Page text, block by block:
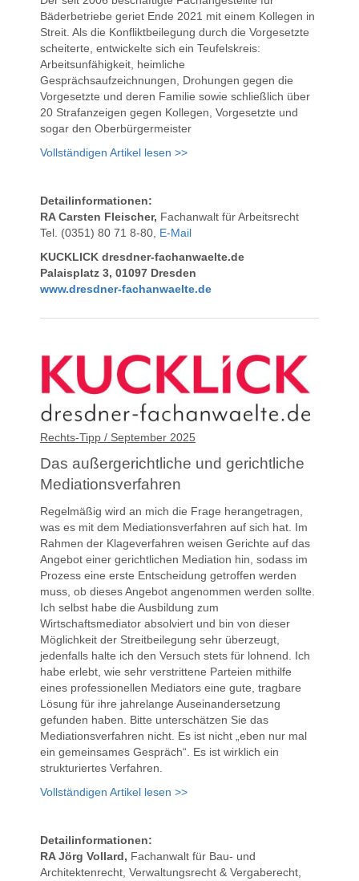
Bäderbetriebe geriet Ende 2021 mit einem Kollegen in
Streit. Als die Konfliktbeilegung durch die Vorgesetzte
scheiterte, entwickelte sich ein Teufelskreis:
Arbeitsunfähigkeit, heimliche
Gesprächsaufzeichnungen, Drohungen gegen die
Vorgesetzte und deren Familie sowie schließlich über
20 Strafanzeigen gegen Kollegen, Vorgesetzte und
sogar den Oberbürgermeister
Vollständigen Artikel lesen >>
Detailinformationen:
RA Carsten Fleischer, Fachanwalt für Arbeitsrecht
Tel. (0351) 80 71 8-80, E-Mail
KUCKLICK dresdner-fachanwaelte.de
Palaisplatz 3, 01097 Dresden
www.dresdner-fachanwaelte.de
Rechts-Tipp / September 2025
Das außergerichtliche und gerichtliche
Mediationsverfahren
Regelmäßig wird an mich die Frage herangetragen,
was es mit dem Mediationsverfahren auf sich hat. Im
Rahmen der Klageverfahren weisen Gerichte auf das
Angebot einer gerichtlichen Mediation hin, sodass im
Prozess eine erste Entscheidung getroffen werden
muss, ob dieses Angebot angenommen werden sollte.
Ich selbst habe die Ausbildung zum
Wirtschaftsmediator absolviert und bin von dieser
Möglichkeit der Streitbeilegung sehr überzeugt,
jedenfalls halte ich den Versuch stets für lohnend. Ich
habe erlebt, wie sehr verstrittene Parteien mithilfe
eines professionellen Mediators eine gute, tragbare
Lösung für ihre jahrelange Auseinandersetzung
gefunden haben. Bitte unterschätzen Sie das
Mediationsverfahren nicht. Es ist nicht „eben nur mal
ein gemeinsames Gespräch“. Es ist wirklich ein
strukturiertes Verfahren.
Vollständigen Artikel lesen >>
Detailinformationen:
RA Jörg Vollard, Fachanwalt für Bau- und
Architektenrecht, Verwaltungsrecht & Vergaberecht,